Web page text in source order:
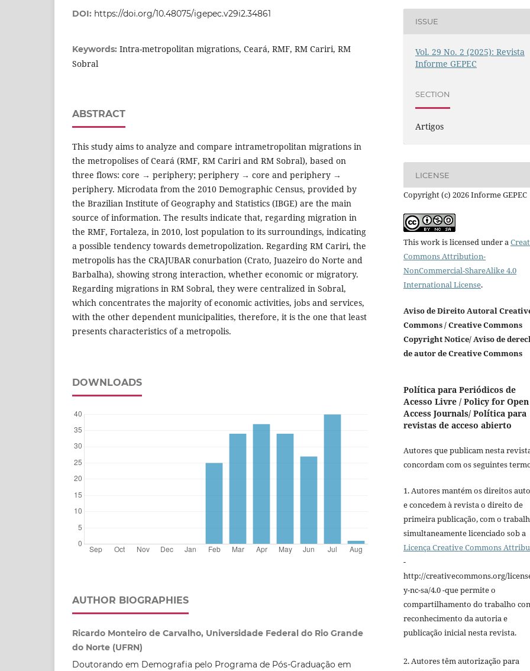
DOI: https://doi.org/10.48075/igepec.v29i2.34861
Keywords: Intra-metropolitan migrations, Ceará, RMF, RM Cariri, RM
Sobral
ABSTRACT
This study aims to analyze and compare intrametropolitan migrations in
the metropolises of Ceará (RMF, RM Cariri and RM Sobral), based on
three flows: core → periphery; periphery → core and periphery →
periphery. Microdata from the 2010 Demographic Census, provided by
the Brazilian Institute of Geography and Statistics (IBGE) are the main
source of information. The results indicate that, regarding migration in
the RMF, Fortaleza, in 2010, lost population to its surroundings, indicating
a possible tendency towards demetropolization. Regarding RM Cariri, the
metropolis has the CRAJUBAR conurbation (Crato, Juazeiro do Norte and
Barbalha), showing strong interaction, whether economic or migratory.
Regarding migrations in RM Sobral, they were centralized in Sobral,
which concentrates the majority of economic activities, jobs and services,
with the other dependent municipalities, therefore, it is the one that least
presents characteristics of a metropolis.
DOWNLOADS
AUTHOR BIOGRAPHIES
Ricardo Monteiro de Carvalho, Universidade Federal do Rio Grande
do Norte (UFRN)
Doutorando em Demografia pelo Programa de Pós-Graduação em
ISSUE
Vol. 29 No. 2 (2025): Revista
Informe GEPEC
SECTION
Artigos
LICENSE
Copyright (c) 2026 Informe GEPEC
This work is licensed under a
Commons Attribution-
NonCommercial-ShareAlike 4.0
International License.
Aviso de Direito Autoral
Commons / Creative Commons
Copyright Notice/ Aviso de
de autor de Creative Commons
Política para Periódicos de
Acesso Livre / Policy for Open
Access Journals/ Política para
revistas de acceso abierto
Autores que publicam nesta
concordam com os seguintes
1. Autores mantém os direitos
e concedem à revista o direito de
primeira publicação, com o
simultaneamente licenciado sob a
Licença Creative Commons
-
http://creativecommons.org/
y-nc-sa/4.0 -que permite o
compartilhamento do trabalho
reconhecimento da autoria e
publicação inicial nesta revista.
2. Autores têm autorização para